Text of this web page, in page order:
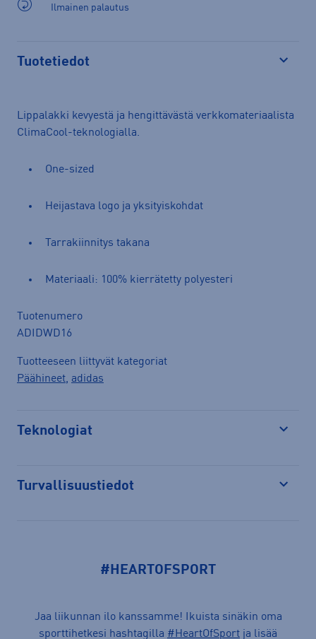
Ilmainen palautus
Tuotetiedot
Lippalakki kevyestä ja hengittävästä verkkomateriaalista
ClimaCool-teknologialla.
One-sized
Heijastava logo ja yksityiskohdat
Tarrakiinnitys takana
Materiaali: 100% kierrätetty polyesteri
Tuotenumero
ADIDWD16
Tuotteeseen liittyvät kategoriat
Päähineet, adidas
Teknologiat
Turvallisuustiedot
#HEARTOFSPORT
Jaa liikunnan ilo kanssamme! Ikuista sinäkin oma
sporttihetkesi hashtagilla #HeartOfSport ja lisää